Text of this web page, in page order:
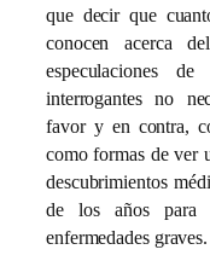
que decir que
conocen acerca
especulaciones
interrogantes no
favor y en contra,
como formas de ver
descubrimientos
de los años para
enfermedades graves.